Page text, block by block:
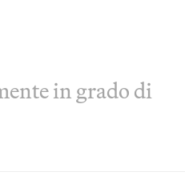
in grado di